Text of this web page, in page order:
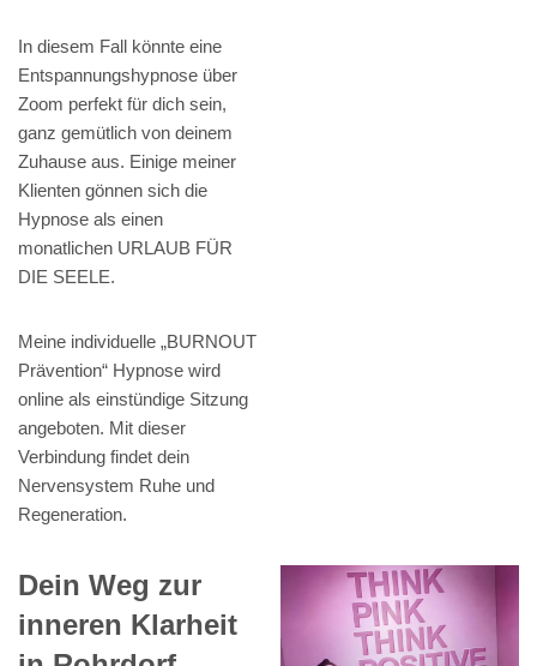
In diesem Fall könnte eine
Entspannungshypnose über
Zoom perfekt für dich sein,
ganz gemütlich von deinem
Zuhause aus. Einige meiner
Klienten gönnen sich die
Hypnose als einen
monatlichen URLAUB FÜR
DIE SEELE.
Meine individuelle „BURNOUT
Prävention“ Hypnose wird
online als einstündige Sitzung
angeboten. Mit dieser
Verbindung findet dein
Nervensystem Ruhe und
Regeneration.
Dein Weg zur
inneren Klarheit